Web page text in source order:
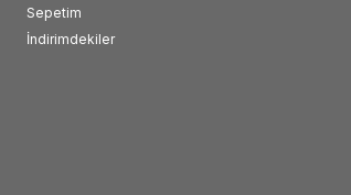
Sepetim
İndirimdekiler